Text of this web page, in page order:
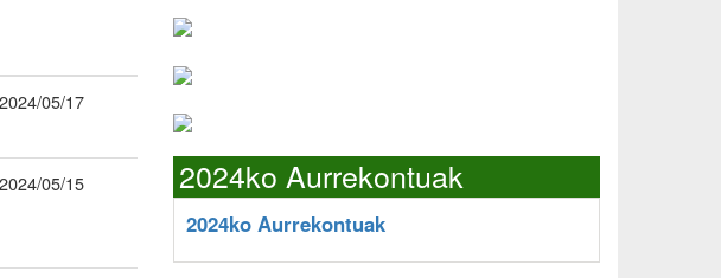
2024/05/17
2024/05/15 2024ko Aurrekontuak
2024ko Aurrekontuak